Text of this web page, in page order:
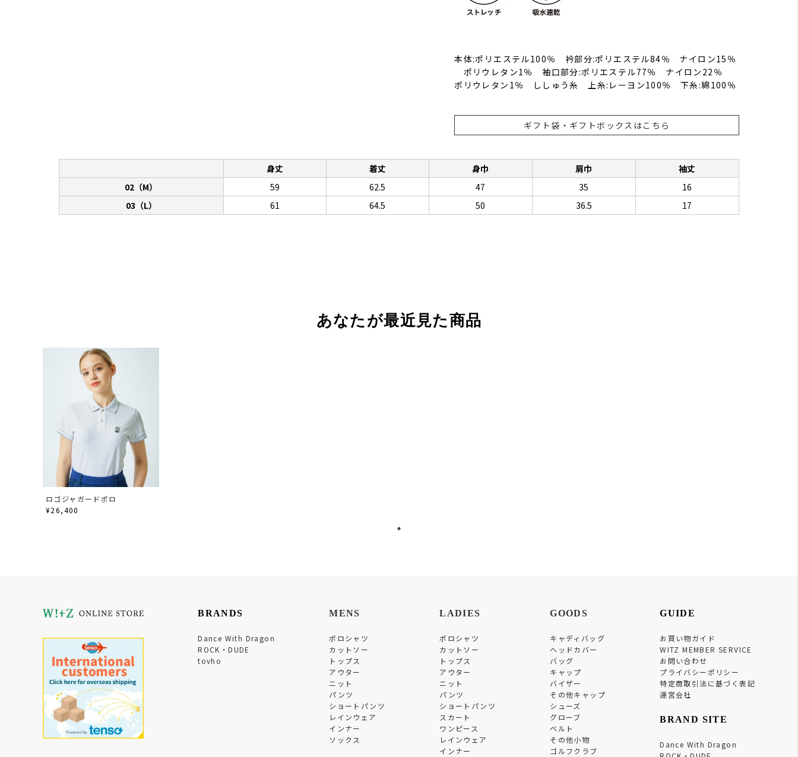
本体:ポリエステル100％ 衿部分:ポリエステル84％ ナイロン15％
ポリウレタン1％ 袖口部分:ポリエステル77％ ナイロン22％
ポリウレタン1％ ししゅう糸 上糸:レーヨン100％ 下糸:綿100％
ギフト袋・ギフトボックスはこちら
身丈 着丈 身巾 肩巾
袖丈
02（M）
59 62.5 47 35
16
03（L）
61 64.5 50 36.5 17
あなたが最近見た商品
ロゴジャガードポロ
¥26,400
BRANDS
Dance With Dragon
ROCK・DUDE
tovho
MENS
ポロシャツ
カットソー
トップス
アウター
ニット
パンツ
ショートパンツ
レインウェア
インナー
ソックス
LADIES
ポロシャツ
カットソー
トップス
アウター
ニット
パンツ
ショートパンツ
スカート
ワンピース
レインウェア
インナー
GOODS
キャディバッグ
ヘッドカバー
バッグ
キャップ
バイザー
その他キャップ
シューズ
グローブ
ベルト
その他小物
ゴルフクラブ
GUIDE
お買い物ガイド
WITZ MEMBER SERVICE
お問い合わせ
プライバシーポリシー
特定商取引法に基づく表記
運営会社
BRAND SITE
Dance With Dragon